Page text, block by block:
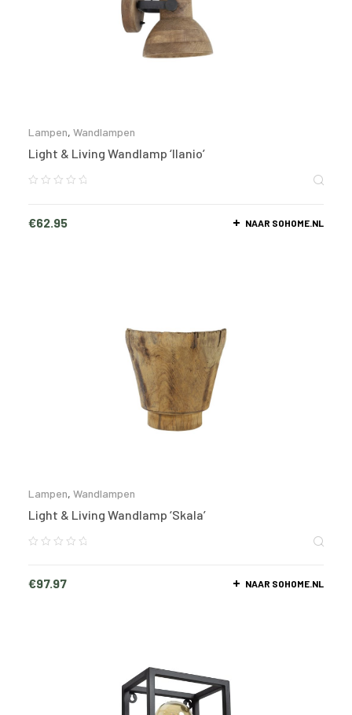
Lampen, Wandlampen
Light & Living Wandlamp ‘Ilanio’
€62.95 NAAR SOHOME.NL
Lampen, Wandlampen
Light & Living Wandlamp ‘Skala’
€97.97 NAAR SOHOME.NL